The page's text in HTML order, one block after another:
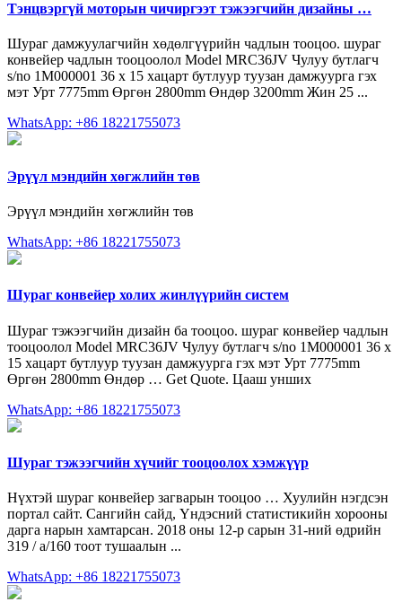
Тэнцвэргүй моторын чичиргээт тэжээгчийн дизайны …
Шураг дамжуулагчийн хөдөлгүүрийн чадлын тооцоо. шураг
конвейер чадлын тооцоолол Model MRC36JV Чулуу бутлагч
s/no 1M000001 36 x 15 хацарт бутлуур туузан дамжуурга гэх
мэт Урт 7775mm Өргөн 2800mm Өндөр 3200mm Жин 25 ...
WhatsApp: +86 18221755073
Эрүүл мэндийн хөгжлийн төв
Эрүүл мэндийн хөгжлийн төв
WhatsApp: +86 18221755073
Шураг конвейер холих жинлүүрийн систем
Шураг тэжээгчийн дизайн ба тооцоо. шураг конвейер чадлын
тооцоолол Model MRC36JV Чулуу бутлагч s/no 1M000001 36 x
15 хацарт бутлуур туузан дамжуурга гэх мэт Урт 7775mm
Өргөн 2800mm Өндөр … Get Quote. Цааш унших
WhatsApp: +86 18221755073
Шураг тэжээгчийн хүчийг тооцоолох хэмжүүр
Нүхтэй шураг конвейер загварын тооцоо … Хуулийн нэгдсэн
портал сайт. Сангийн сайд, Үндэсний статистикийн хорооны
дарга нарын хамтарсан. 2018 оны 12-р сарын 31-ний өдрийн
319 / a/160 тоот тушаалын ...
WhatsApp: +86 18221755073